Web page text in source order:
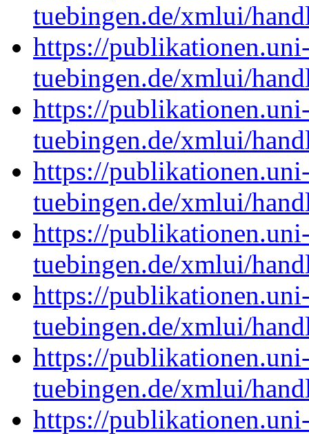
tuebingen.de/xmlui/
https://
tuebingen.de/xmlui/
https://
tuebingen.de/xmlui/
https://
tuebingen.de/xmlui/
https://
tuebingen.de/xmlui/
https://
tuebingen.de/xmlui/
https://
tuebingen.de/xmlui/
https://